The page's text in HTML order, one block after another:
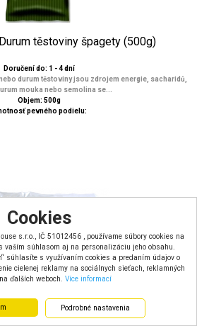
Cookies
s.r.o., IČ 51012456 , používame súbory cookies na
vaším súhlasom aj na personalizáciu jeho obsahu.
súhlasíte s využívaním cookies a predaním údajov o
cielenej reklamy na sociálnych sieťach, reklamných
ďalších weboch. Více informací
Podrobné nastavenia
těstoviny špagety (500g)
Doručení do: 1 - 4 dní
durum těstoviny jsou zdrojem energie, sacharidů,
mouka nebo semolina se...
Objem: 500g
pevného podielu: